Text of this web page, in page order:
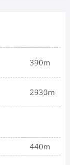
390m
2930m
440m